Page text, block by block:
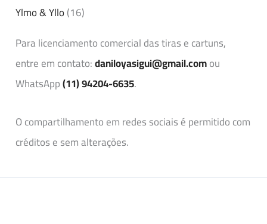
Ylmo & Yllo(16)
Para licenciamento comercial das tiras e cartuns,
entre em contato:daniloyasigui@gmail.comou
WhatsApp(11) 94204-6635.
O compartilhamento em redes sociais é permitido com
créditos e sem alterações.